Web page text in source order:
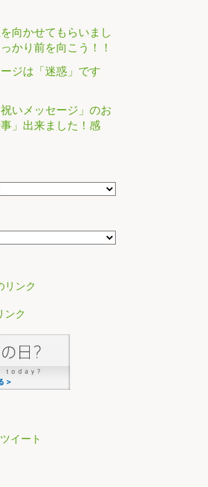
向かせてもらいまし
かり前を向こう！！
ジは「迷惑」です
いメッセージ」のお
」出来ました！感
イート